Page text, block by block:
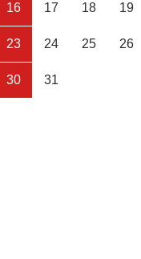
16 17 18 19
23 24 25 26
30 31